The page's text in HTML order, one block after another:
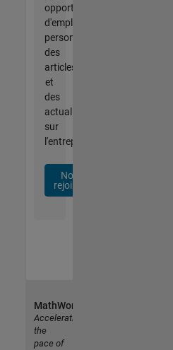
opportunités
d'emploi
personnalisées,
des
articles
et
des
actualités
sur
l'entreprise.
Nous
rejoindre
MathWorks
Accelerating
the
pace of